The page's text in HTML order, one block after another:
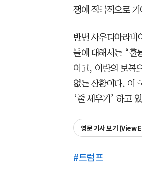
쟁에 적극적으로
반면 사우디아라
들에 대해서는 “훌
이고, 이란의 보복
없는 상황이다. 이
‘줄 세우기’ 하고
영문 기사 보기 (View
#트럼프